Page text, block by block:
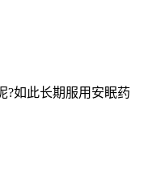
如此长期服用安眠药